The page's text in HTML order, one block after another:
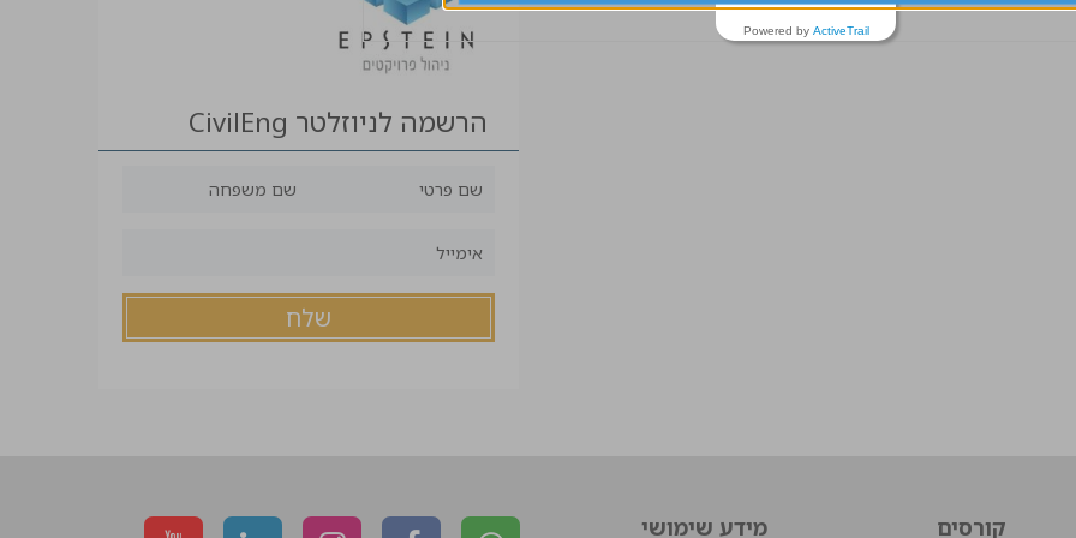
הרשמה לניוזלטר CivilEng
קורסים מידע שימושי
Powered by ActiveTrail